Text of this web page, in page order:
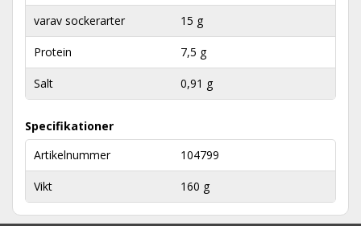
varav sockerarter 15 g
Protein 7,5 g
Salt 0,91 g
Specifikationer
Artikelnummer
104799
Vikt 160 g